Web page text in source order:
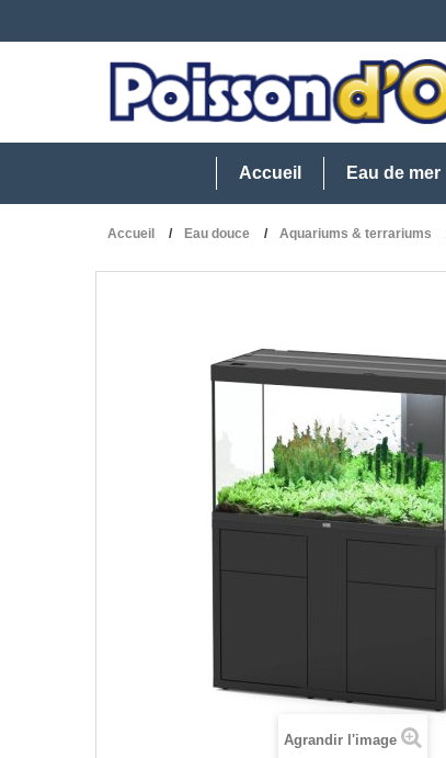
Accueil Eau de mer
Accueil Eau douce Aquariums & terrariums
Agrandir l'image